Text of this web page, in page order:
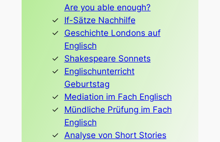
Are you able enough?
If-Sätze Nachhilfe
Geschichte Londons auf
Englisch
Shakespeare Sonnets
Englischunterricht
Geburtstag
Mediation im Fach Englisch
Mündliche Prüfung im Fach
Englisch
Analyse von Short Stories